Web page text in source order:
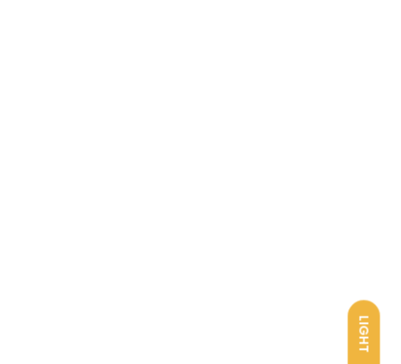
LIGHT